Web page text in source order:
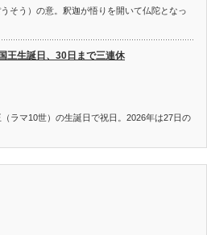
そう）の意。釈迦が悟りを開いて仏陀となっ
王生誕日、30日まで三連休
ラマ10世）の生誕日で祝日。2026年は27日の